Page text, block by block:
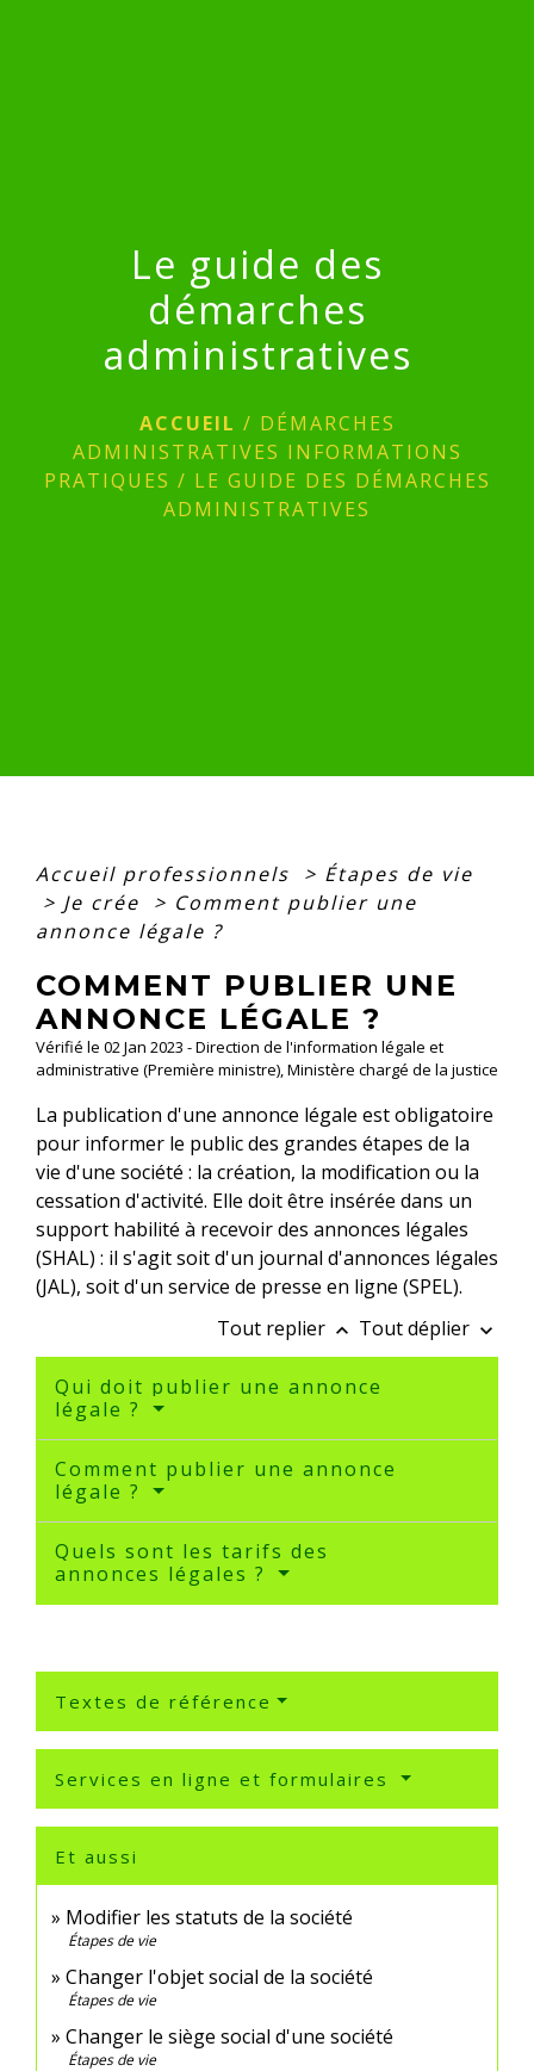
Le guide des
démarches
administratives
ACCUEIL / DÉMARCHES
ADMINISTRATIVES INFORMATIONS
PRATIQUES / LE GUIDE DES DÉMARCHES
ADMINISTRATIVES
Accueil professionnels > Étapes de vie
> Je crée > Comment publier une
annonce légale ?
COMMENT PUBLIER UNE
ANNONCE LÉGALE ?
Vérifié le 02 Jan 2023 - Direction de l'information légale et
administrative (Première ministre), Ministère chargé de la justice
La publication d'une annonce légale est obligatoire
pour informer le public des grandes étapes de la
vie d'une société : la création, la modification ou la
cessation d'activité. Elle doit être insérée dans un
support habilité à recevoir des annonces légales
(SHAL) : il s'agit soit d'un journal d'annonces légales
(JAL), soit d'un service de presse en ligne (SPEL).
Tout replier keyboard_arrow_up Tout déplier keyboard_arrow_down
Qui doit publier une annonce
légale ?
Comment publier une annonce
légale ?
Quels sont les tarifs des
annonces légales ?
Textes de référence
Services en ligne et formulaires
Et aussi
Modifier les statuts de la société
Étapes de vie
Changer l'objet social de la société
Étapes de vie
Changer le siège social d'une société
Étapes de vie